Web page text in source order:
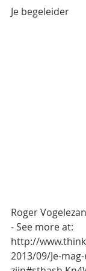
Je begeleider
Roger
- See more at:
http://
2013/09/Je-